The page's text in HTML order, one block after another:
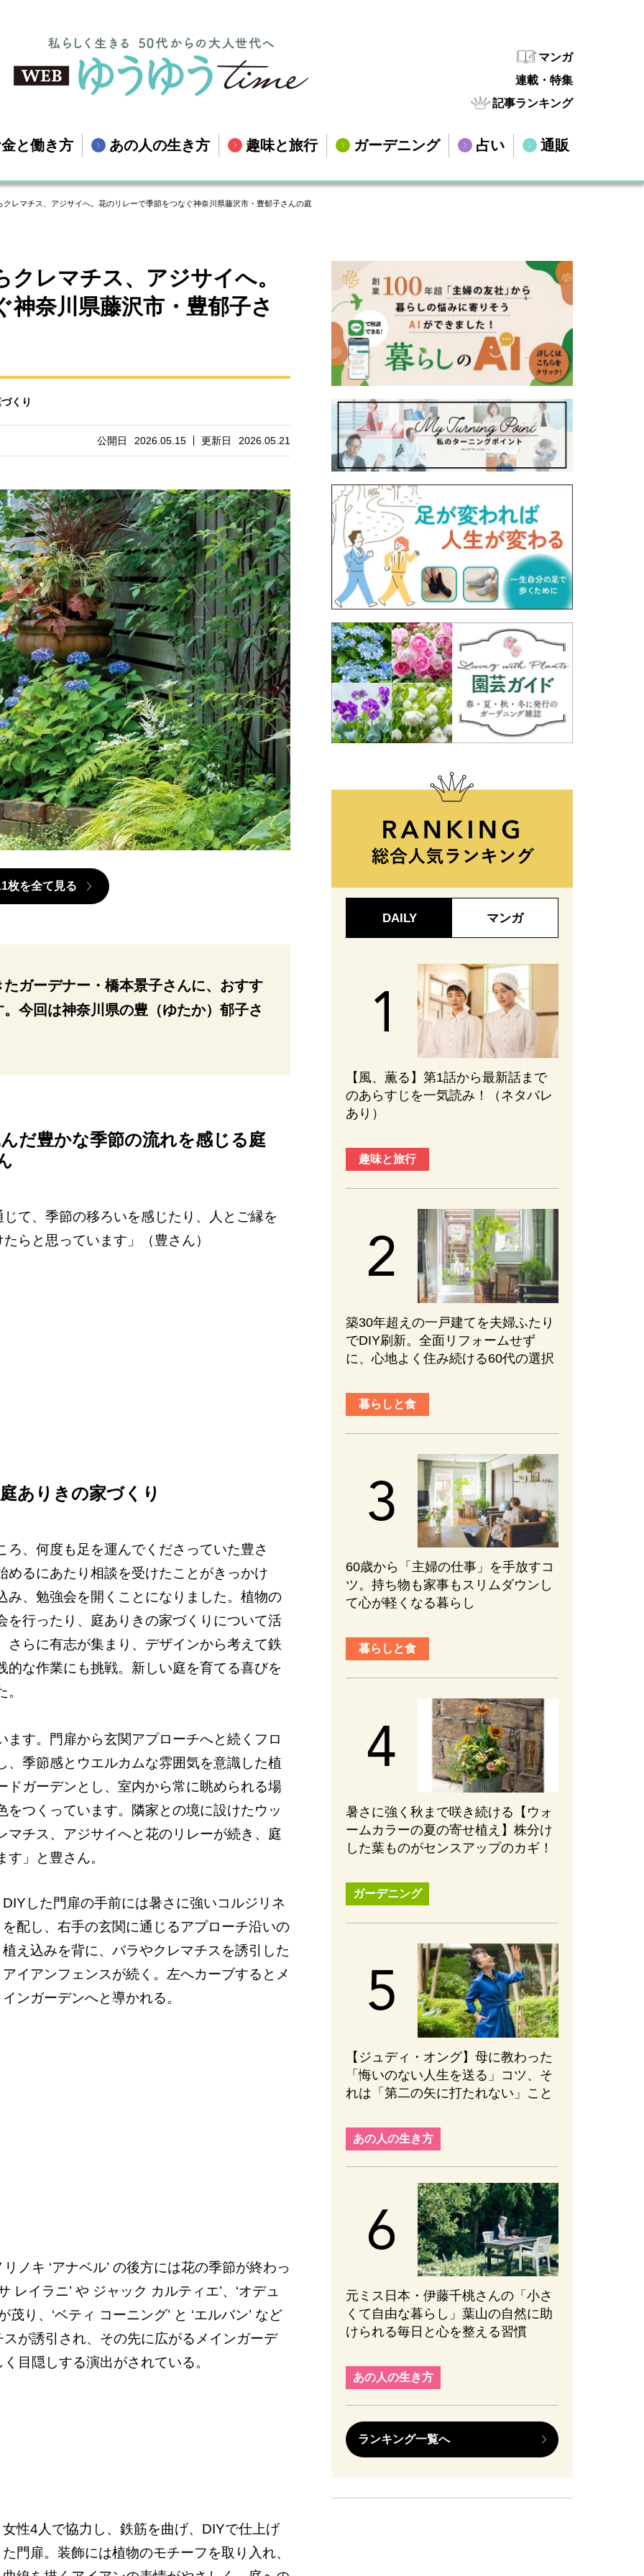
マンガ
連載・特集
記事ランキング
と働き方 あの人の生き方 趣味と旅行 ガーデニング 占い 通販
クレマチス、アジサイへ。花のリレーで季節をつなぐ神奈川県藤沢市・豊郁子さんの庭
レマチス、アジサイへ。
奈川県藤沢市・豊郁子さ
くり
公開日 2026.05.15 更新日 2026.05.21
枚を全て見る
ガーデナー・橋本景子さんに、おすす
今回は神奈川県の豊（ゆたか）郁子さ
だ豊かな季節の流れを感じる庭
じて、季節の移ろいを感じたり、人とご縁を
らと思っています」（豊さん）
ありきの家づくり
、何度も足を運んでくださっていた豊さ
るにあたり相談を受けたことがきっかけ
、勉強会を開くことになりました。植物の
行ったり、庭ありきの家づくりについて活
らに有志が集まり、デザインから考えて鉄
な作業にも挑戦。新しい庭を育てる喜びを
す。門扉から玄関アプローチへと続くフロ
季節感とウエルカムな雰囲気を意識した植
ガーデンとし、室内から常に眺められる場
つくっています。隣家との境に設けたウッ
チス、アジサイへと花のリレーが続き、庭
」と豊さん。
DIYした門扉の手前には暑さに強いコルジリネ
を配し、右手の玄関に通じるアプローチ沿いの
植え込みを背に、バラやクレマチスを誘引した
アイアンフェンスが続く。左へカーブするとメ
インガーデンへと導かれる。
ノキ ‘アナベル’ の後方には花の季節が終わっ
レイラニ’ や ジャック カルティエ’、‘オデュ
茂り、‘ベティ コーニング’ と ‘エルバン’ など
スが誘引され、その先に広がるメインガーデ
目隠しする演出がされている。
女性4人で協力し、鉄筋を曲げ、DIYで仕上げ
た門扉。装飾には植物のモチーフを取り入れ、
DAILY マンガ
【風、薫る】第1話から最新話まで
のあらすじを一気読み！（ネタバレ
あり）
趣味と旅行
築30年超えの一戸建てを夫婦ふたり
でDIY刷新。全面リフォームせず
に、心地よく住み続ける60代の選択
暮らしと食
60歳から「主婦の仕事」を手放すコ
ツ。持ち物も家事もスリムダウンし
て心が軽くなる暮らし
暮らしと食
暑さに強く秋まで咲き続ける【ウォ
ームカラーの夏の寄せ植え】株分け
した葉ものがセンスアップのカギ！
ガーデニング
【ジュディ・オング】母に教わった
「悔いのない人生を送る」コツ、そ
れは「第二の矢に打たれない」こと
あの人の生き方
元ミス日本・伊藤千桃さんの「小さ
くて自由な暮らし」葉山の自然に助
けられる毎日と心を整える習慣
あの人の生き方
ランキング一覧へ